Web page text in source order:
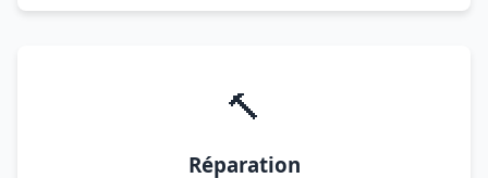
🔨
Réparation